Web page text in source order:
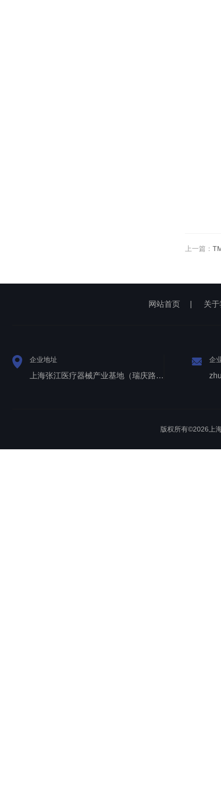
上一篇：
网站首页 关
企业地址
上海张江医疗器械产业基地（瑞庆路528号）
企
版权所有©2026